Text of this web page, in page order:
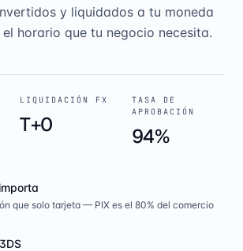
y liquidados a tu moneda
horario que tu negocio necesita.
LIQUIDACIÓN FX
T+0
TASA DE
APROBACIÓN
94%
que solo tarjeta — PIX es el 80% del comercio